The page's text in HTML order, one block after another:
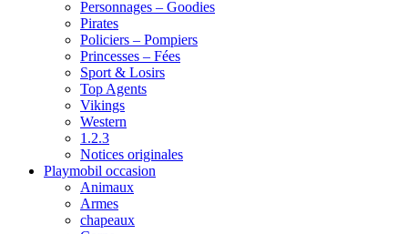
Personnages – Goodies
Pirates
Policiers – Pompiers
Princesses – Fées
Sport & Losirs
Top Agents
Vikings
Western
1.2.3
Notices originales
Playmobil occasion
Animaux
Armes
chapeaux